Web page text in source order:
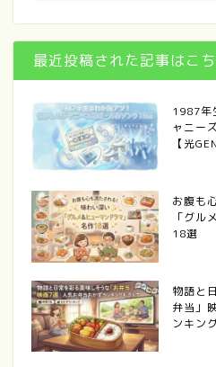
最近投稿された記事はこち
1987年
ャニー
【光
お腹も
「グル
18選
物語と
弁当」
ンキン